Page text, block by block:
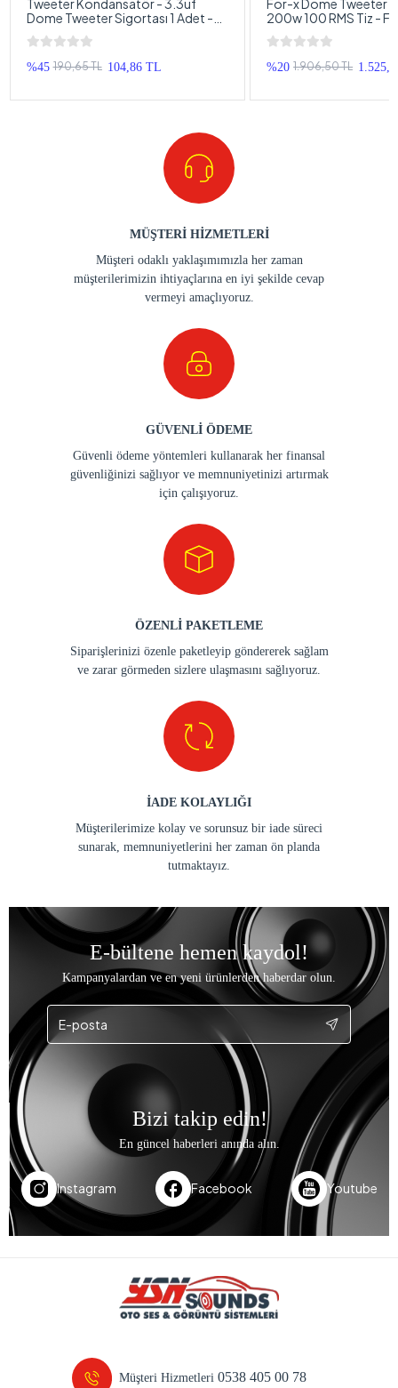
Tweeter Kondansatör - 3.3uf
Dome Tweeter Sigortası 1 Adet -
Bütün Markalarla Uyumlu
%45 190,65 TL 104,86 TL
For-x Dome Tweeter
200w 100 RMS Tiz -
10cm Dome Tweeter
%20 1.906,50 TL
MÜŞTERİ HİZMETLERİ
Müşteri odaklı yaklaşımımızla her zaman
müşterilerimizin ihtiyaçlarına en iyi şekilde cevap
vermeyi amaçlıyoruz.
GÜVENLİ ÖDEME
Güvenli ödeme yöntemleri kullanarak her finansal
güvenliğinizi sağlıyor ve memnuniyetinizi artırmak
için çalışıyoruz.
ÖZENLİ PAKETLEME
Siparişlerinizi özenle paketleyip göndererek sağlam
ve zarar görmeden sizlere ulaşmasını sağlıyoruz.
İADE KOLAYLIĞI
Müşterilerimize kolay ve sorunsuz bir iade süreci
sunarak, memnuniyetlerini her zaman ön planda
tutmaktayız.
E-bültene hemen kaydol!
Kampanyalardan ve en yeni ürünlerden haberdar olun.
Bizi takip edin!
En güncel haberleri anında alın.
Instagram Facebook Youtube
Müşteri Hizmetleri0538 405 00 78